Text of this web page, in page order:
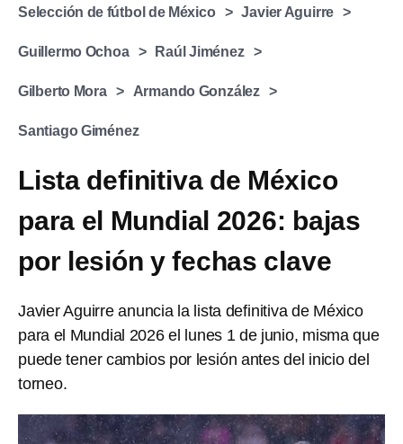
Selección de fútbol de México Javier Aguirre
Guillermo Ochoa Raúl Jiménez
⁠Gilberto Mora Armando González
Santiago Giménez
Lista definitiva de México
para el Mundial 2026: bajas
por lesión y fechas clave
Javier Aguirre anuncia la lista definitiva de México
para el Mundial 2026 el lunes 1 de junio, misma que
puede tener cambios por lesión antes del inicio del
torneo.